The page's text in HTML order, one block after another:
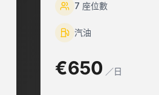
7 座位數
汽油
€650 ／日